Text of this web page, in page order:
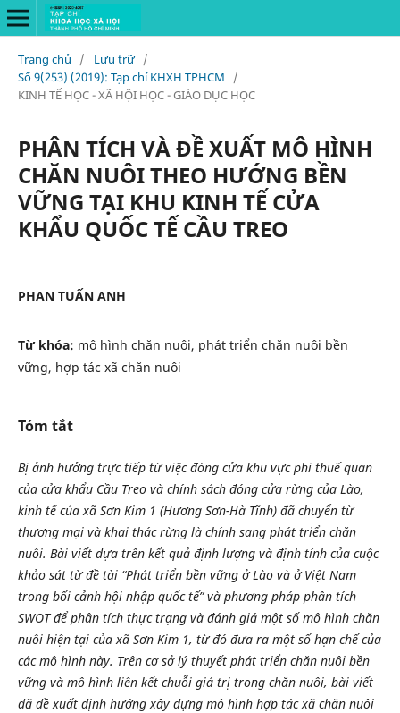
Trang chủ / Lưu trữ /
Số 9(253) (2019): Tạp chí KHXH TPHCM
/
KINH TẾ HỌC - XÃ HỘI HỌC - GIÁO DỤC HỌC
PHÂN TÍCH VÀ ĐỀ XUẤT MÔ HÌNH
CHĂN NUÔI THEO HƯỚNG BỀN
VỮNG TẠI KHU KINH TẾ CỬA
KHẨU QUỐC TẾ CẦU TREO
PHAN TUẤN ANH
Từ khóa: mô hình chăn nuôi, phát triển chăn nuôi bền
vững, hợp tác xã chăn nuôi
Tóm tắt
Bị ảnh hưởng trực tiếp từ việc đóng cửa khu vực phi thuế quan
của cửa khẩu Cầu Treo và chính sách đóng cửa rừng của Lào,
kinh tế của xã Sơn Kim 1 (Hương Sơn-Hà Tĩnh) đã chuyển từ
thương mại và khai thác rừng là chính sang phát triển chăn
nuôi. Bài viết dựa trên kết quả định lượng và định tính của cuộc
khảo sát từ đề tài “Phát triển bền vững ở Lào và ở Việt Nam
trong bối cảnh hội nhập quốc tế” và phương pháp phân tích
SWOT để phân tích thực trạng và đánh giá một số mô hình chăn
nuôi hiện tại của xã Sơn Kim 1, từ đó đưa ra một số hạn chế của
các mô hình này. Trên cơ sở lý thuyết phát triển chăn nuôi bền
vững và mô hình liên kết chuỗi giá trị trong chăn nuôi, bài viết
đã đề xuất định hướng xây dựng mô hình hợp tác xã chăn nuôi